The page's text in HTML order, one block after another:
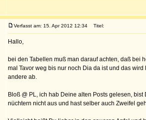
Verfasst am: 15. Apr 2012 12:34 Titel:
Hallo,
bei den Tabellen muß man darauf achten, daß bei
mal Tavor weg bis nur noch Dia da ist und das
andere ab.
Bloß @ PL, ich hab Deine alten Posts gelesen,
nüchtern nicht aus und hast selber auch Zweifel